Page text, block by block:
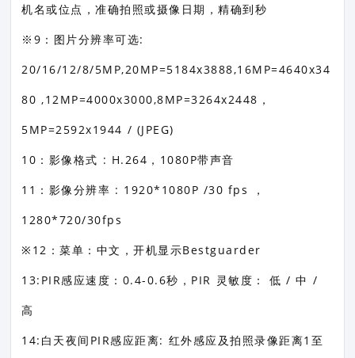
机名或位点，准确拍照或摄像日期，精确到秒
※9：图片分辨率可选:
20/16/12/8/5MP,20MP=5184x3888,16MP=4640x34
80 ,12MP=4000x3000,8MP=3264x2448，
5MP=2592x1944 / (JPEG)
10：影像格式 : H.264，1080P带声音
11：影像分辨率 : 1920*1080P /30 fps ，
1280*720/30fps
※12：菜单：中文，开机显示Bestguarder
13:PIR感应速度：0.4-0.6秒，PIR 灵敏度： 低 / 中 /
高
14:白天夜间PIR感应距离: 红外感应及拍照录像距离1至